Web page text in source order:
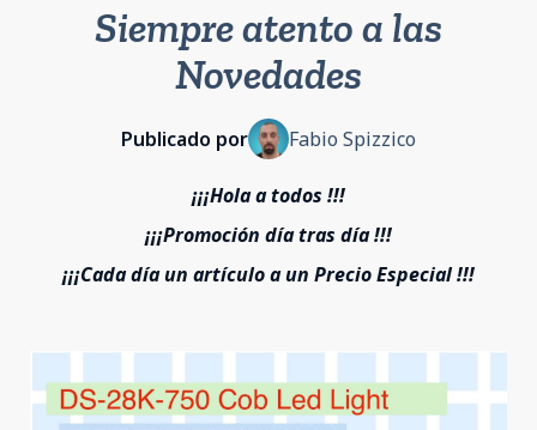
Siempre atento a las
Novedades
Publicado por Fabio Spizzico
¡¡¡Hola a todos !!!
¡¡¡Promoción día tras día !!!
¡¡¡Cada día un artículo a un Precio Especial !!!